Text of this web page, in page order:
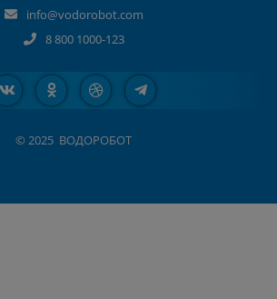
info@vodorobot.com
8 800 1000-123
© 2025 ВОДОРОБОТ